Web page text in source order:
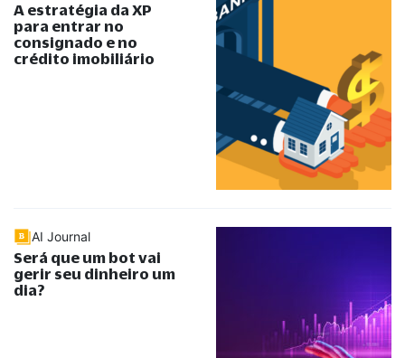
A estratégia da XP
para entrar no
consignado e no
crédito imobiliário
AI Journal
Será que um bot vai
gerir seu dinheiro um
dia?